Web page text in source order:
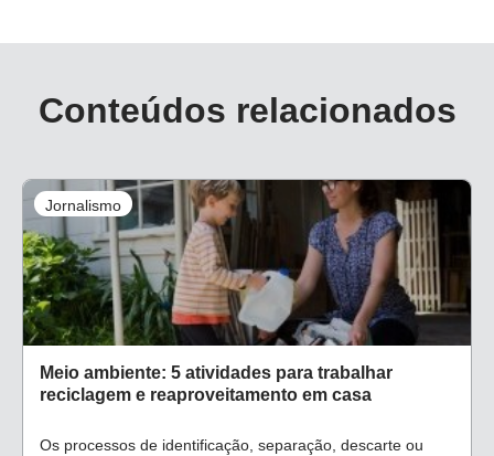
Conteúdos relacionados
Jornalismo
Meio ambiente: 5 atividades para trabalhar
reciclagem e reaproveitamento em casa
Os processos de identificação, separação, descarte ou